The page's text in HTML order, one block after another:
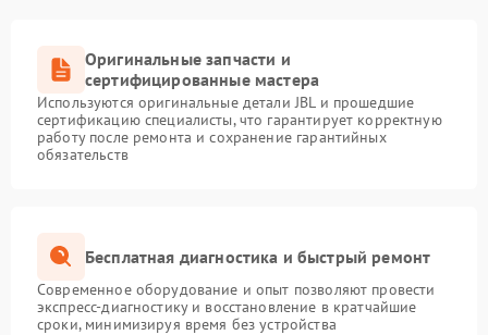
Оригинальные запчасти и
сертифицированные мастера
Используются оригинальные детали JBL и прошедшие
сертификацию специалисты, что гарантирует корректную
работу после ремонта и сохранение гарантийных
обязательств
Бесплатная диагностика и быстрый ремонт
Современное оборудование и опыт позволяют провести
экспресс-диагностику и восстановление в кратчайшие
сроки, минимизируя время без устройства